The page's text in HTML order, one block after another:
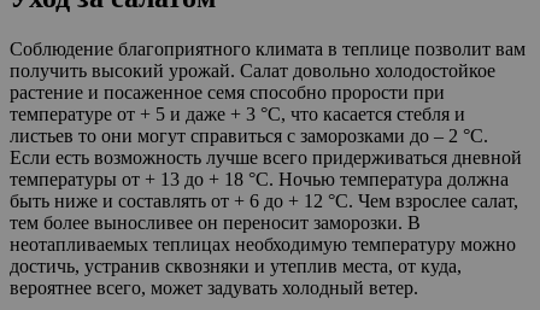
Соблюдение благоприятного климата в теплице позволит вам
получить высокий урожай. Салат довольно холодостойкое
растение и посаженное семя способно прорости при
температуре от + 5 и даже + 3 °С, что касается стебля и
листьев то они могут справиться с заморозками до – 2 °С.
Если есть возможность лучше всего придерживаться дневной
температуры от + 13 до + 18 °С. Ночью температура должна
быть ниже и составлять от + 6 до + 12 °С. Чем взрослее салат,
тем более выносливее он переносит заморозки. В
неотапливаемых теплицах необходимую температуру можно
достичь, устранив сквозняки и утеплив места, от куда,
вероятнее всего, может задувать холодный ветер.